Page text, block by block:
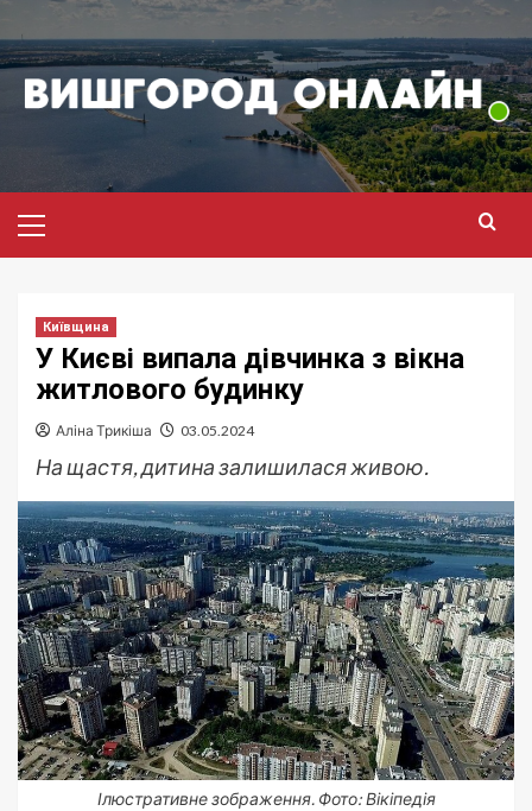
до
вмісту
меню
Київщина
У Києві випала дівчинка з вікна
житлового будинку
Аліна Трикіша 03.05.2024
На щастя, дитина залишилася живою.
Ілюстративне зображення. Фото: Вікіпедія